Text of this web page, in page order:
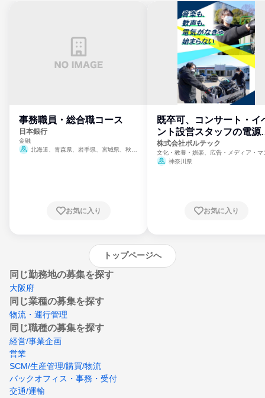
事務職員・総合職コース
日本銀行
金融
北海道、青森県、岩手県、宮城県、秋田
崎県、熊本県、大分県、宮崎県、鹿児島県、
お気に入り
既卒可、コンサート・イ
ント設営スタッフの電源
門
株式会社ボルテック
文化・教養・娯楽、広告・メディア・マ
ミ、電力・ガス・水道・エネルギー
神奈川県
お気に入り
トップページへ
同じ勤務地の募集を探す
大阪府
同じ業種の募集を探す
物流・運行管理
同じ職種の募集を探す
経営/事業企画
営業
SCM/生産管理/購買/物流
バックオフィス・事務・受付
交通/運輸